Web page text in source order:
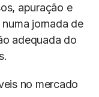
apuração e
jornada de
adequada do
no mercado